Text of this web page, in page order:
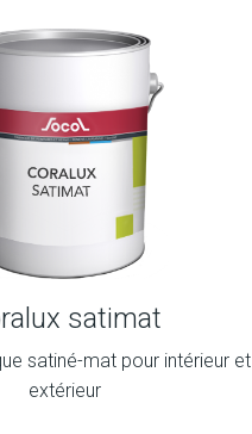
satimat
satiné-mat pour intérieur et
extérieur